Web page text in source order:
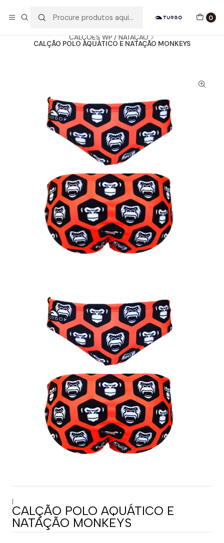
0
CALÇÕES WP / NATAÇÃO
CALÇÃO POLO AQUÁTICO E NATAÇÃO MONKEYS
|
CALÇÃO POLO AQUÁTICO E
NATAÇÃO MONKEYS